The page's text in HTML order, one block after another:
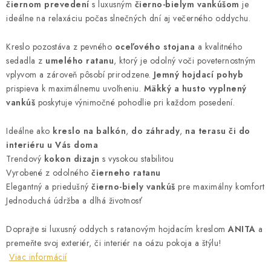
Všeobecné obchodné podmienky
Reklamácia vrátenie tovaru
čiernom prevedení s luxusným čierno-bielym vankúšom je
ideálne na relaxáciu počas slnečných dní aj večerného oddychu.
Kreslo pozostáva z pevného oceľového stojana a kvalitného
sedadla z umelého ratanu, ktorý je odolný voči poveternostným
vplyvom a zároveň pôsobí prirodzene. Jemný hojdací pohyb
prispieva k maximálnemu uvoľneniu. Mäkký a husto vyplnený
vankúš poskytuje výnimočné pohodlie pri každom posedení.
Ideálne ako kreslo na balkón, do záhrady, na terasu či do
interiéru u Vás doma
Trendový kokon dizajn s vysokou stabilitou
Vyrobené z odolného čierneho ratanu
Elegantný a priedušný čierno-biely vankúš pre maximálny komfort
Jednoduchá údržba a dlhá životnosť
Doprajte si luxusný oddych s ratanovým hojdacím kreslomANITA a
premeňte svoj exteriér, či interiér na oázu pokoja a štýlu!
Viac informácií